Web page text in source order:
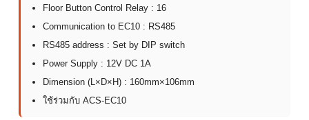
Floor Button Control Relay : 16
Communication to EC10 : RS485
RS485 address : Set by DIP switch
Power Supply : 12V DC 1A
Dimension (L×D×H) : 160mm×106mm
ใช้ร่วมกับ ACS-EC10